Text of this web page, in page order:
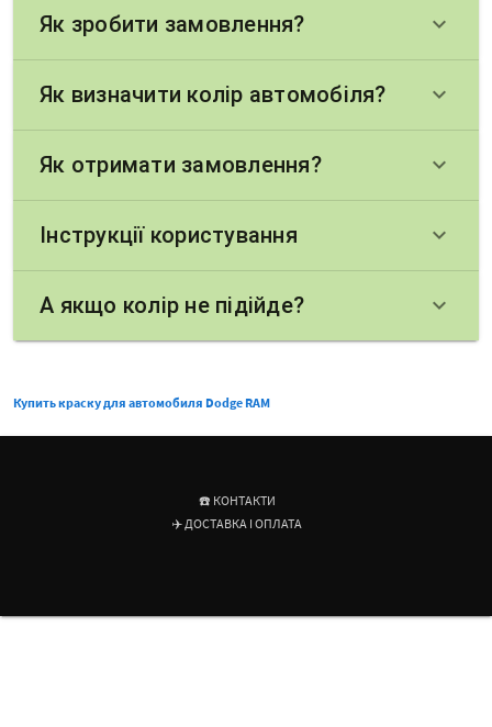
Як зробити замовлення? keyboard_arrow_down
Як визначити колір автомобіля? keyboard_arrow_down
Як отримати замовлення? keyboard_arrow_down
Інструкції користування keyboard_arrow_down
А якщо колір не підійде? keyboard_arrow_down
Купить краску для автомобиля Dodge RAM
☎️ КОНТАКТИ
✈️ ДОСТАВКА І ОПЛАТА